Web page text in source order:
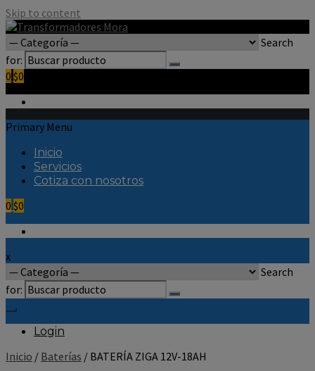
Skip to content
Search
for:
0 $0
Primary Menu
Inicio
Servicios
Cotiza con nosotros
0 $0
x
Search
for:
Login
Inicio / Baterías / BATERÍA ZIGA 12V-18AH